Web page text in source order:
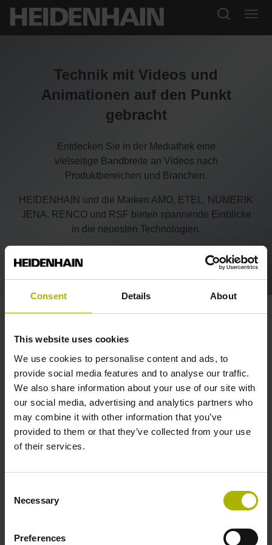
Consent Details About
This website uses cookies
We use cookies to personalise content and ads, to
provide social media features and to analyse our traffic.
We also share information about your use of our site with
our social media, advertising and analytics partners who
may combine it with other information that you’ve
provided to them or that they’ve collected from your use
of their services.
Selection
Necessary
Preferences
Technik mit Videos und
Animationen auf den Punkt
gebracht
Entdecken Sie in der Mediathek eine
vielseitige Bandbreite an Videos nach
Produktbereichen und Branchen.
HEIDENHAIN und die Marken AMO, ETEL, NUMERIK
JENA, RENCO und RSF bieten spannende Einblicke
in die neuesten Technologien.
Elevators: the linear encoder for
cable-less systems of the future |
HEIDENHAIN
LINA200 EN